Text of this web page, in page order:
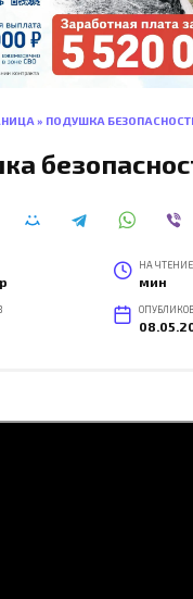
» ПОДУШКА
НА ЧТЕНИЕ
мин